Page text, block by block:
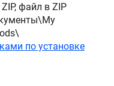
файл в ZIP
по установке